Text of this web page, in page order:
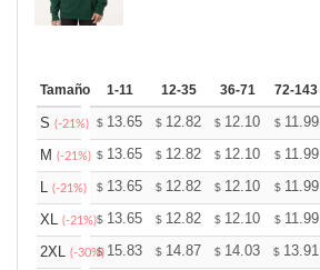
Tamaño 1-11 12-35 36-71 72-143
S (-21%) $ 13.65 $ 12.82 $ 12.10 $ 11.99
M (-21%) $ 13.65 $ 12.82 $ 12.10 $ 11.99
L (-21%) $ 13.65 $ 12.82 $ 12.10 $ 11.99
XL (-21%)$ 13.65 $ 12.82 $ 12.10 $ 11.99
2XL (-30%)
$ 15.83 $ 14.87 $ 14.03 $ 13.91